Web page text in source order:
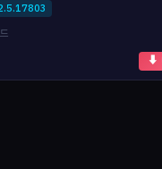
⬇